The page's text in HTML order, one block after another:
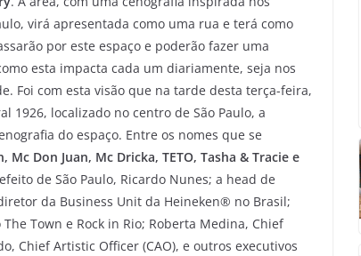
virá apresentada como uma rua e terá como
por este espaço e poderão fazer uma
esta impacta cada um diariamente, seja nos
Foi com esta visão que na tarde desta terça-feira,
1926, localizado no centro de São Paulo, a
do espaço. Entre os nomes que se
Mc Don Juan, Mc Dricka, TETO, Tasha & Tracie e
de São Paulo, Ricardo Nunes; a head de
da Business Unit da Heineken® no Brasil;
Town e Rock in Rio; Roberta Medina, Chief
Chief Artistic Officer (CAO), e outros executivos